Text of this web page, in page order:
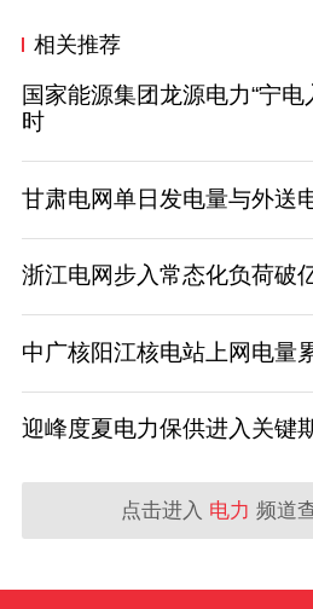
相关推荐
国家能源集团龙源电力“宁
时
甘肃电网单日发电量与外送
浙江电网步入常态化负荷破
中广核阳江核电站上网电量
迎峰度夏电力保供进入关键
点击进入 电力 频道